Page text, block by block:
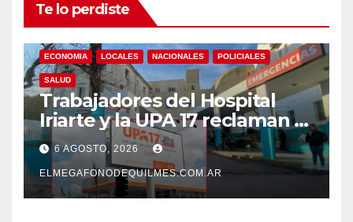
Te lo perdiste
ECONOMIA LOCALES NACIONALES POLICIALES
SALUD
Trabajadores del Hospital
Iriarte y la UPA 17 reclaman el
pase a planta de becarios y
mejoras laborales
6 AGOSTO, 2026
ELMEGAFONODEQUILMES.COM.AR